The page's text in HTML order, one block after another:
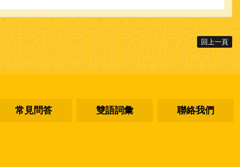
回上一頁
常見問答 雙語詞彙 聯絡我們